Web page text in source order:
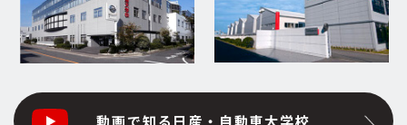
動画で知る日産・自動車大学校